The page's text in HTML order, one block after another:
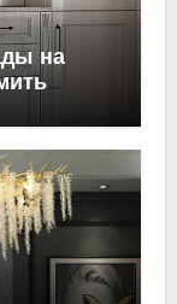
на